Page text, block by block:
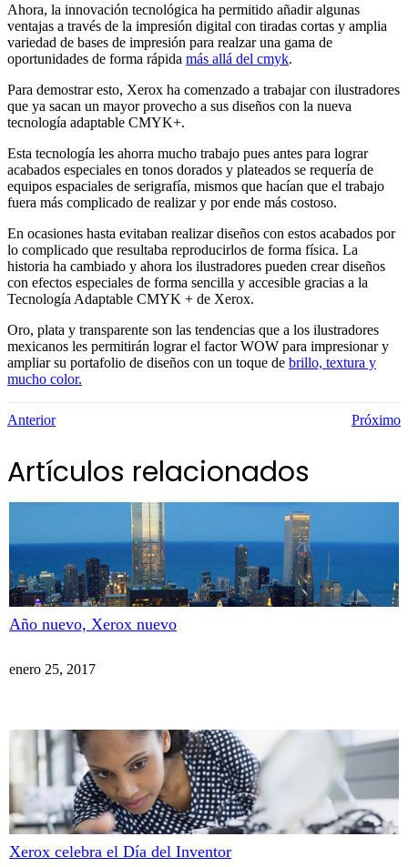
Ahora, la innovación tecnológica ha permitido añadir algunas
ventajas a través de la impresión digital con tiradas cortas y amplia
variedad de bases de impresión para realzar una gama de
oportunidades de forma rápida más allá del cmyk.
Para demostrar esto, Xerox ha comenzado a trabajar con ilustradores
que ya sacan un mayor provecho a sus diseños con la nueva
tecnología adaptable CMYK+.
Esta tecnología les ahorra mucho trabajo pues antes para lograr
acabados especiales en tonos dorados y plateados se requería de
equipos espaciales de serigrafía, mismos que hacían que el trabajo
fuera más complicado de realizar y por ende más costoso.
En ocasiones hasta evitaban realizar diseños con estos acabados por
lo complicado que resultaba reproducirlos de forma física. La
historia ha cambiado y ahora los ilustradores pueden crear diseños
con efectos especiales de forma sencilla y accesible gracias a la
Tecnología Adaptable CMYK + de Xerox.
Oro, plata y transparente son las tendencias que a los ilustradores
mexicanos les permitirán lograr el factor WOW para impresionar y
ampliar su portafolio de diseños con un toque de brillo, textura y
mucho color.
Anterior Próximo
Artículos relacionados
Año nuevo, Xerox nuevo
enero 25, 2017
Xerox celebra el Día del Inventor